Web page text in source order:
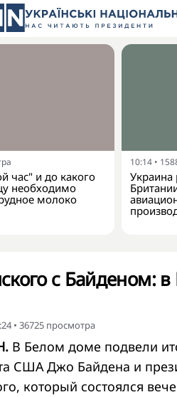
час" и до какого
необходимо
молоко
10:14 •
Украина
с Байденом:
• 36725 просмотра
В Белом доме подвели
США Джо Байдена и
который состоялся